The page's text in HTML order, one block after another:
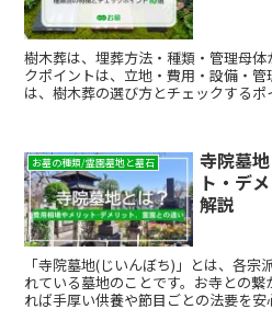
樹木葬は、埋葬方法・種類・管理母
クポイントは、立地・費用・設備・
は、樹木葬の選び方とチェックするポ
お墓の種類/霊園墓地と墓石
寺院墓
ト・デ
解説
「寺院墓地(じいんぼち)」とは、各
れている墓地のことです。お寺との
れば手厚い供養や節目ごとの法要を